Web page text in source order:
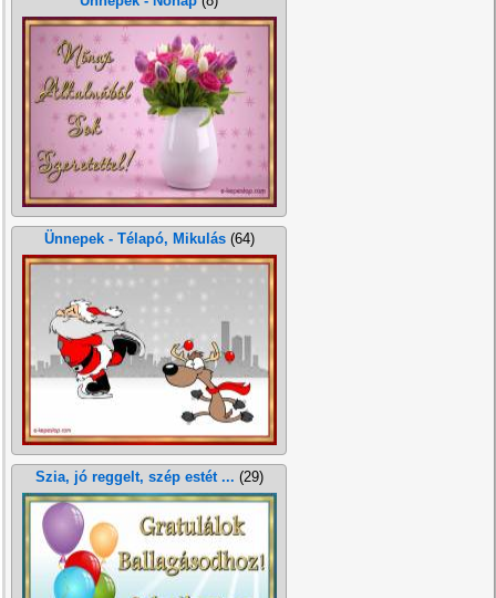
Ünnepek - Télapó, Mikulás(64)
Szia, jó reggelt, szép estét ... (29)